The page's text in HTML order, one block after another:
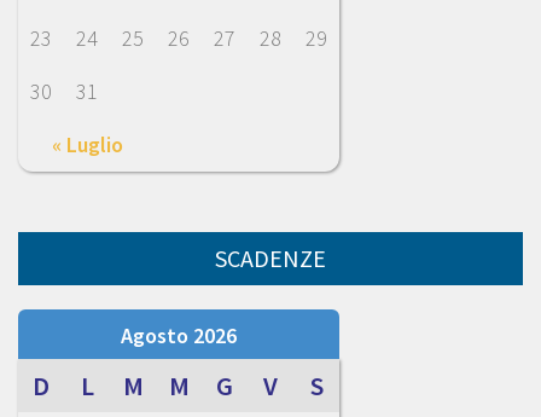
« Luglio
23
24 25 26 27 28
29
30
31
SCADENZE
Agosto 2026
D L M M G V S